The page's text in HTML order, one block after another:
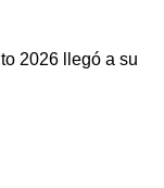
2026 llegó a su